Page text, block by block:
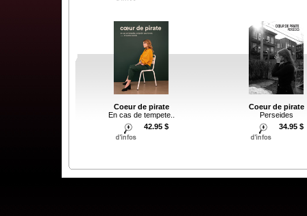
Coeur de pirate
En cas de tempete..
42.95 $
Coeur de pirate
Perseides
34.95 $